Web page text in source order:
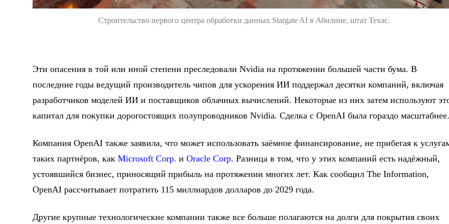
Строительство первого центра обработки данных Stargate AI в Абилине, штат Техас.
Эти опасения в той или иной степени преследовали Nvidia на протяжении большей части бума. В
последние годы ведущий производитель чипов для ускорения ИИ поддержал десятки компаний, включая
разработчиков моделей ИИ и поставщиков облачных вычислений. Некоторые из них затем используют
капитал для покупки дорогостоящих полупроводников Nvidia. Сделка с OpenAI была гораздо масштабнее.
Компания OpenAI также заявила, что может использовать заёмное финансирование, не прибегая к
таких партнёров, какMicrosoft Corp. иOracle Corp. Разница в том, что у этих компаний есть надёжный,
устоявшийся бизнес, приносящий прибыль на протяжении многих лет. Как сообщил The Information,
OpenAI рассчитывает потратить 115 миллиардов долларов до 2029 года.
Другие крупные технологические компании также все больше полагаются на долги для покрытия своих